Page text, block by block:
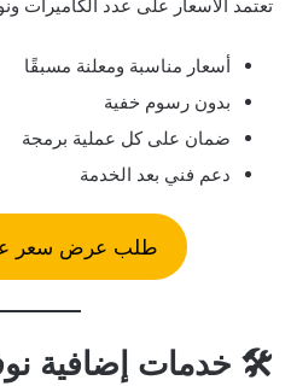
تعتمد الأسعار على عدد الكاميرات
أسعار مناسبة ومعلنة مسبقًا
بدون رسوم خفية
ضمان على كل عملية برمجة
دعم فني بعد الخدمة
طلب عرض سعر
🛠️ خدمات إضافية